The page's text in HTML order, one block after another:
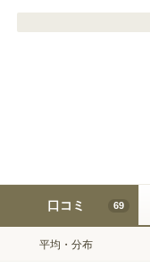
口コミ 69
平均・分布